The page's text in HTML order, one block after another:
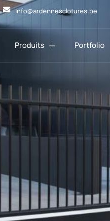
info@ardennesclotures.be
Produits Portfolio